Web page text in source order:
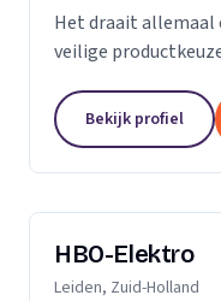
Het draait allemaal
veilige
dan bij onszelf. We
Bekijk profiel
HBO-Elektro
Leiden, Zuid-Holland